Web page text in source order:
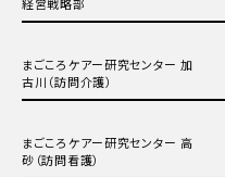
まごころケアー研究センター 加
古川（訪問介護）
まごころケアー研究センター 高
砂（訪問看護）